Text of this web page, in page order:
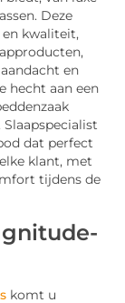
Deze
en kwaliteit,
en
hecht aan een
dat perfect
klant, met
tijdens de
komt u